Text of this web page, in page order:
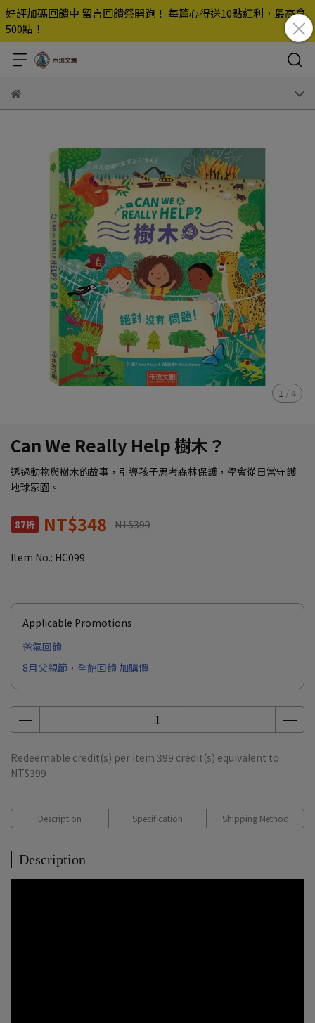
好評加碼回饋中 留言回饋祭開跑！ 每篇心得送10點紅利，最高拿
500點！
1 /4
Can We Really Help 樹木？
透過動物與樹木的故事，引導孩子思考森林保護，學會從日常守護
地球家園。
87折 NT$348 NT$399
Item No.: HC099
Applicable Promotions
爸氣回饋
8月父親節，全館回饋 加購價
Redeemable credit(s) per item 399 credit(s) equivalent to
NT$399
Description Specification Shipping Method
Description